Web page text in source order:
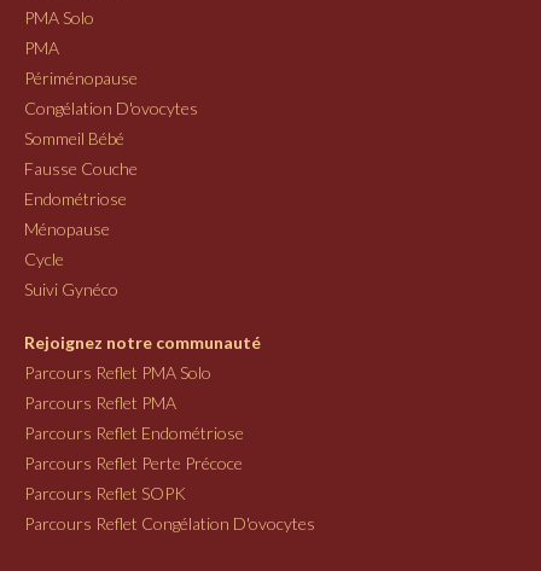
PMA Solo
PMA
Périménopause
Congélation D'ovocytes
Sommeil Bébé
Fausse Couche
Endométriose
Ménopause
Cycle
Suivi Gynéco
Rejoignez notre communauté
Parcours Reflet PMA Solo
Parcours Reflet PMA
Parcours Reflet Endométriose
Parcours Reflet Perte Précoce
Parcours Reflet SOPK
Parcours Reflet Congélation D'ovocytes